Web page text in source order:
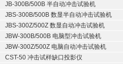
JB-300B/500B 半自动冲击试验机
JBS-300B/500B 数显半自动冲击试验机
JBS-300Z/500Z 数显自动冲击试验机
JBW-300B/500B 电脑型冲击试验机
JBW-300Z/500Z 电脑自动冲击试验机
CST-50 冲击试样缺口投影仪